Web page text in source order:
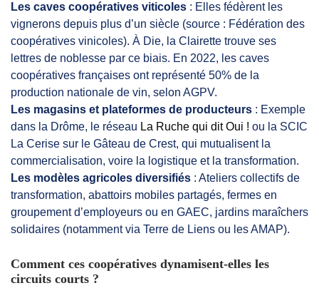
Les caves coopératives viticoles : Elles fédèrent les
vignerons depuis plus d’un siècle (source : Fédération des
coopératives vinicoles). À Die, la Clairette trouve ses
lettres de noblesse par ce biais. En 2022, les caves
coopératives françaises ont représenté 50% de la
production nationale de vin, selon AGPV.
Les magasins et plateformes de producteurs : Exemple
dans la Drôme, le réseau La Ruche qui dit Oui ! ou la SCIC
La Cerise sur le Gâteau de Crest, qui mutualisent la
commercialisation, voire la logistique et la transformation.
Les modèles agricoles diversifiés : Ateliers collectifs de
transformation, abattoirs mobiles partagés, fermes en
groupement d’employeurs ou en GAEC, jardins maraîchers
solidaires (notamment via Terre de Liens ou les AMAP).
Comment ces coopératives dynamisent-elles les
circuits courts ?